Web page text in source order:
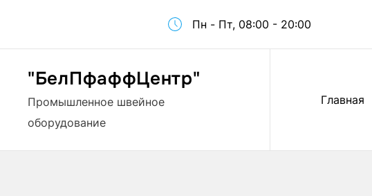
Пн - Пт, 08:00 - 20:00
"БелПфаффЦентр"
Промышленное швейное
оборудование
Главная